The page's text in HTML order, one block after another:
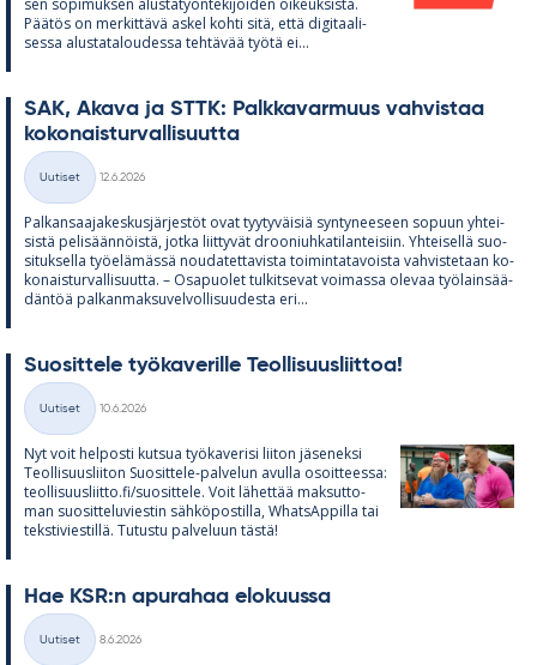
sen so­pi­muk­sen alus­ta­työn­te­ki­jöi­den oi­keuk­sista.
Pää­tös on mer­kit­tävä as­kel kohti sitä, että di­gi­taa­li­
sessa alus­ta­ta­lou­dessa teh­tä­vää työtä ei...
SAK, Akava ja STTK: Palk­ka­var­muus vah­vis­taa
ko­ko­nais­tur­val­li­suutta
Kategoriat
Uutiset
12.6.2026
Pal­kan­saa­ja­kes­kus­jär­jes­töt ovat tyy­ty­väi­siä syn­ty­nee­seen so­puun yh­tei­
sistä pe­li­sään­nöistä, jotka liit­ty­vät droo­niuh­ka­ti­lan­tei­siin. Yh­tei­sellä suo­
si­tuk­sella työ­elä­mässä nou­da­tet­ta­vista toi­min­ta­ta­voista vah­vis­te­taan ko­
ko­nais­tur­val­li­suutta. – Os­a­puo­let tul­kit­se­vat voi­massa ole­vaa työ­lain­sää­
dän­töä pal­kan­mak­su­vel­vol­li­suu­desta eri...
Suo­sit­tele työ­ka­ve­rille Teol­li­suus­liit­toa!
Kategoriat
Uutiset
10.6.2026
Nyt voit hel­posti kut­sua työ­ka­ve­risi lii­ton jä­se­neksi
Teol­li­suus­lii­ton Suo­sit­tele-pal­ve­lun avulla osoit­teessa:
teol­li­suus­liitto.fi/suo­sit­tele. Voit lä­het­tää mak­sut­to­
man suo­sit­te­lu­vies­tin säh­kö­pos­tilla, What­sAp­pilla tai
teks­ti­vies­tillä. Tu­tustu pal­ve­luun tästä!
Hae KSR:n apu­ra­haa elo­kuussa
Kategoriat
Uutiset
8.6.2026